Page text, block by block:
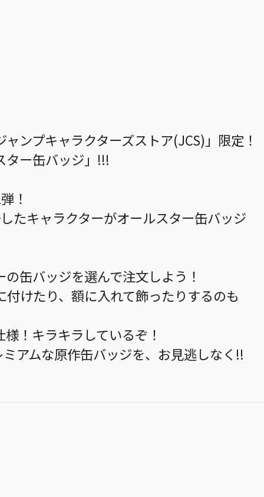
ンプキャラクターズストア(JCS)」限定！
ター缶バッジ」!!!
！
たキャラクターがオールスター缶バッジ
缶バッジを選んで注文しよう！
けたり、額に入れて飾ったりするのも
！キラキラしているぞ！
アムな原作缶バッジを、お見逃しなく!!